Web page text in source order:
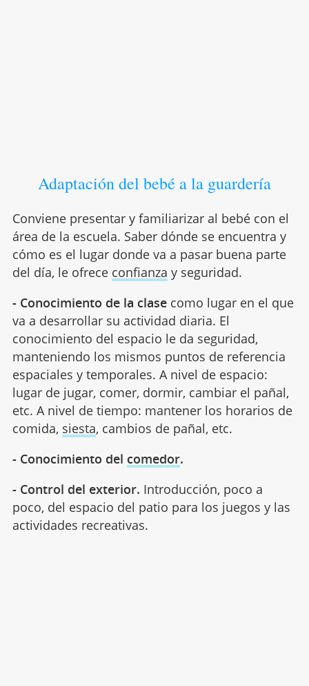
Adaptación del bebé a la guardería
Conviene presentar y familiarizar al bebé con el
área de la escuela. Saber dónde se encuentra y
cómo es el lugar donde va a pasar buena parte
del día, le ofrece confianza y seguridad.
- Conocimiento de la clasecomo lugar en el que
va a desarrollar su actividad diaria. El
conocimiento del espacio le da seguridad,
manteniendo los mismos puntos de referencia
espaciales y temporales. A nivel de espacio:
lugar de jugar, comer, dormir, cambiar el pañal,
etc. A nivel de tiempo: mantener los horarios de
comida, siesta, cambios de pañal, etc.
- Conocimiento del comedor.
- Control del exterior. Introducción, poco a
poco, del espacio del patio para los juegos y las
actividades recreativas.